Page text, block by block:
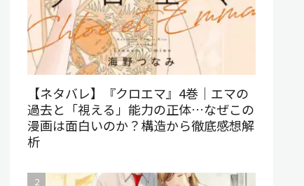
【ネタバレ】『クロエマ』4巻｜エマの
過去と「視える」能力の正体…なぜこの
漫画は面白いのか？構造から徹底感想解
析